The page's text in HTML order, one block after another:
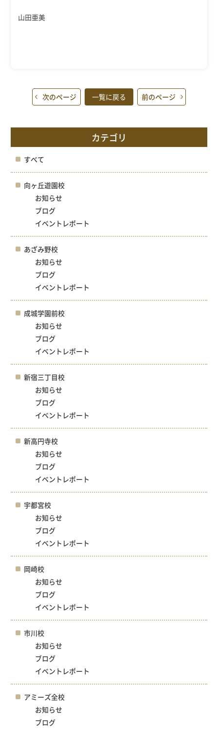
山田亜美
次のページ 一覧に戻る 前のページ
カテゴリ
すべて
向ヶ丘遊園校
お知らせ
ブログ
イベントレポート
あざみ野校
お知らせ
ブログ
イベントレポート
成城学園前校
お知らせ
ブログ
イベントレポート
新宿三丁目校
お知らせ
ブログ
イベントレポート
新高円寺校
お知らせ
ブログ
イベントレポート
宇都宮校
お知らせ
ブログ
イベントレポート
岡崎校
お知らせ
ブログ
イベントレポート
市川校
お知らせ
ブログ
イベントレポート
アミーズ全校
お知らせ
ブログ